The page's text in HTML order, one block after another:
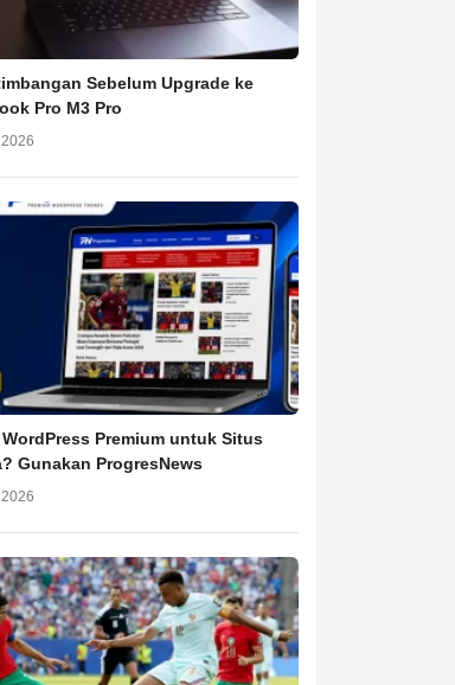
Sebelum Upgrade ke
Pro M3 Pro
WordPress Premium untuk Situs
Gunakan ProgresNews